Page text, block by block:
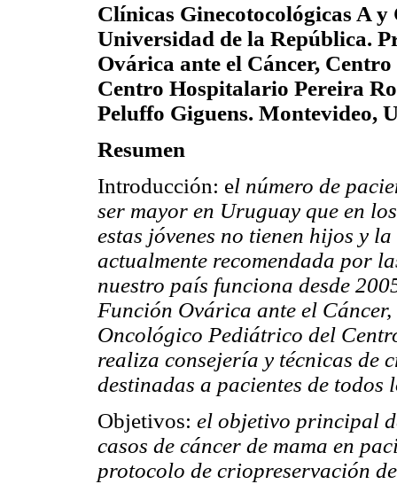
Clínicas Ginecotocológicas A
Universidad de la República.
Ovárica ante el Cáncer,
Centro Hospitalario Pereira
Peluffo Giguens. Montevideo,
Resumen
Introducción: el número de
ser mayor en Uruguay que en
estas jóvenes no tienen hijos y
actualmente recomendada por
nuestro país funciona desde
Función Ovárica ante el
Oncológico Pediátrico del
realiza consejería y técnicas de
destinadas a pacientes de
Objetivos: el objetivo principal
casos de cáncer de mama en
protocolo de criopreservación